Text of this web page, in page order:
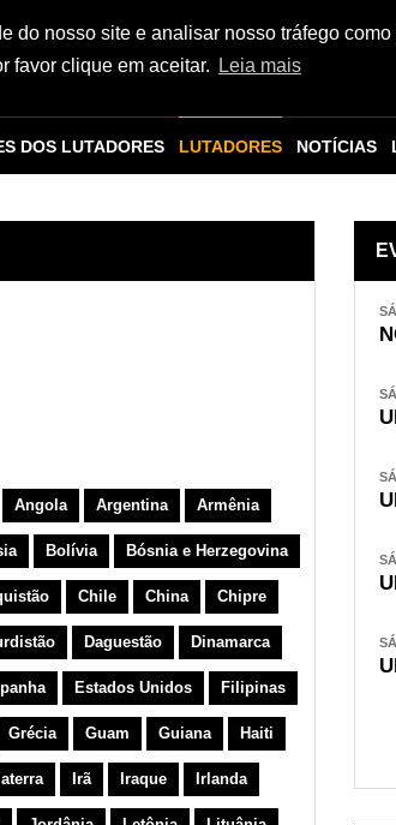
nosso site e analisar nosso tráfego
favor clique em aceitar.
Leia mais
DOS LUTADORES LUTADORES NOTÍCIAS
Angola Argentina Armênia
Bolívia Bósnia e Herzegovina
Chile China Chipre
Daguestão Dinamarca
Estados Unidos Filipinas
Grécia Guam Guiana Haiti
Irã Iraque Irlanda